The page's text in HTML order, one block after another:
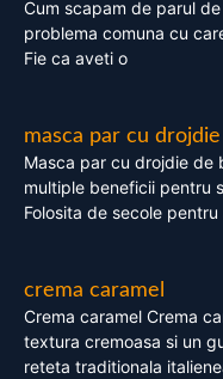
Cum scapam de parul
problema comuna cu
Fie ca aveti o
masca par cu
Masca par cu drojdie de
multiple beneficii pentru
Folosita de secole
crema caramel
Crema caramel Crema
textura cremoasa si un
reteta traditionala